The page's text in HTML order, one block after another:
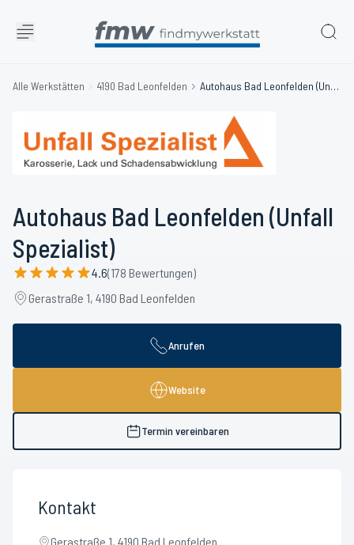
Alle Werkstätten 4190 Bad Leonfelden Autohaus Bad Leonfelden (Unfall Spezialist)
Autohaus Bad Leonfelden (Unfall
Spezialist)
4.6(178 Bewertungen)
Gerastraße 1, 4190 Bad Leonfelden
Anrufen
Website
Termin vereinbaren
Kontakt
Gerastraße 1, 4190 Bad Leonfelden